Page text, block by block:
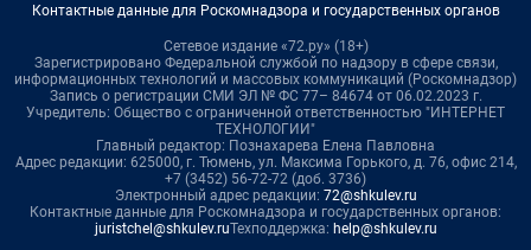
Контактные данные для Роскомнадзора и государственных органов
Сетевое издание «72.ру» (18+)
Зарегистрировано Федеральной службой по надзору в сфере связи,
информационных технологий и массовых коммуникаций (Роскомнадзор)
Запись о регистрации СМИ ЭЛ № ФС 77– 84674 от 06.02.2023 г.
Учредитель: Общество с ограниченной ответственностью "ИНТЕРНЕТ
ТЕХНОЛОГИИ"
Главный редактор: Познахарева Елена Павловна
Адрес редакции: 625000, г. Тюмень, ул. Максима Горького, д. 76, офис 214,
+7 (3452) 56-72-72 (доб. 3736)
Электронный адрес редакции: 72@shkulev.ru
Контактные данные для Роскомнадзора и государственных органов:
juristchel@shkulev.ruТехподдержка: help@shkulev.ru